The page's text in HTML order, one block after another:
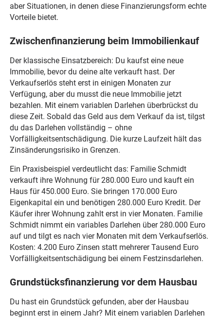
aber Situationen, in denen diese Finanzierungsform echte
Vorteile bietet.
Zwischenfinanzierung beim Immobilienkauf
Der klassische Einsatzbereich: Du kaufst eine neue
Immobilie, bevor du deine alte verkauft hast. Der
Verkaufserlös steht erst in einigen Monaten zur
Verfügung, aber du musst die neue Immobilie jetzt
bezahlen. Mit einem variablen Darlehen überbrückst du
diese Zeit. Sobald das Geld aus dem Verkauf da ist, tilgst
du das Darlehen vollständig – ohne
Vorfälligkeitsentschädigung. Die kurze Laufzeit hält das
Zinsänderungsrisiko in Grenzen.
Ein Praxisbeispiel verdeutlicht das: Familie Schmidt
verkauft ihre Wohnung für 280.000 Euro und kauft ein
Haus für 450.000 Euro. Sie bringen 170.000 Euro
Eigenkapital ein und benötigen 280.000 Euro Kredit. Der
Käufer ihrer Wohnung zahlt erst in vier Monaten. Familie
Schmidt nimmt ein variables Darlehen über 280.000 Euro
auf und tilgt es nach vier Monaten mit dem Verkaufserlös.
Kosten: 4.200 Euro Zinsen statt mehrerer Tausend Euro
Vorfälligkeitsentschädigung bei einem Festzinsdarlehen.
Grundstücksfinanzierung vor dem Hausbau
Du hast ein Grundstück gefunden, aber der Hausbau
beginnt erst in einem Jahr? Mit einem variablen Darlehen